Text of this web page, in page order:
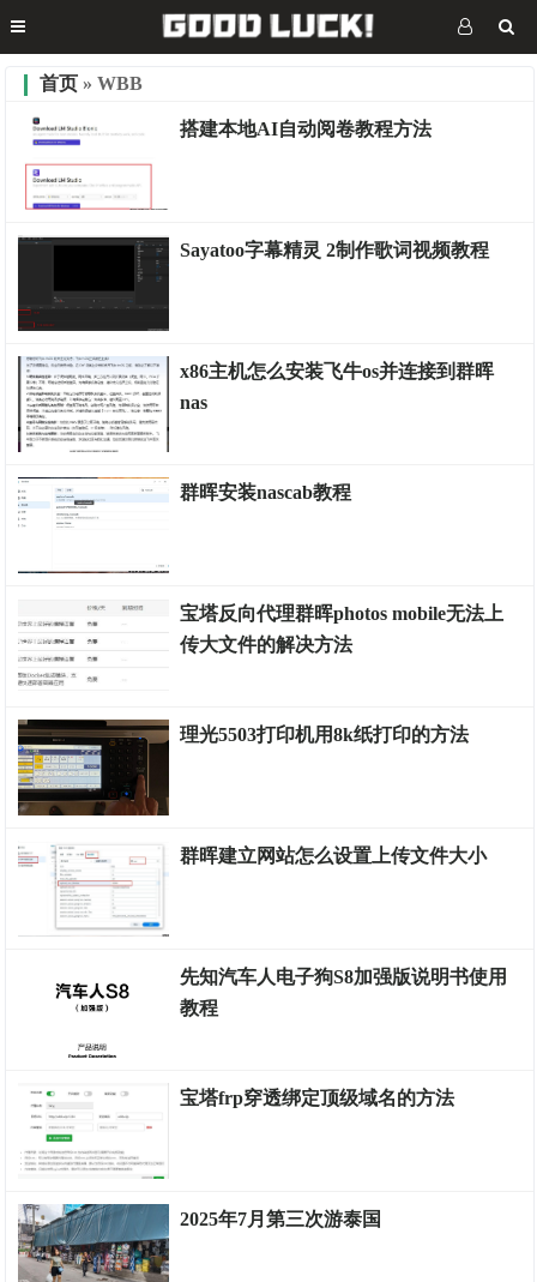
首页 » WBB
搭建本地AI自动阅卷教程方法
Sayatoo字幕精灵 2制作歌词视频教程
x86主机怎么安装飞牛os并连接到群晖
nas
群晖安装nascab教程
宝塔反向代理群晖photos mobile无法上
传大文件的解决方法
理光5503打印机用8k纸打印的方法
群晖建立网站怎么设置上传文件大小
先知汽车人电子狗S8加强版说明书使用
教程
宝塔frp穿透绑定顶级域名的方法
2025年7月第三次游泰国